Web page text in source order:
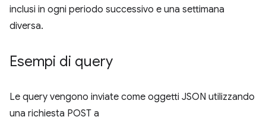
inclusi in ogni periodo successivo e una settimana
diversa.
Esempi di query
Le query vengono inviate come oggetti JSON utilizzando
una richiesta POST a